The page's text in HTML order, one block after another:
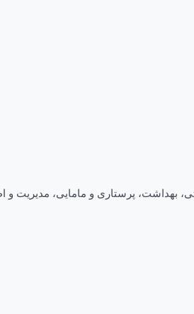
بهداشت، پرستاری و مامایی، مدیریت و